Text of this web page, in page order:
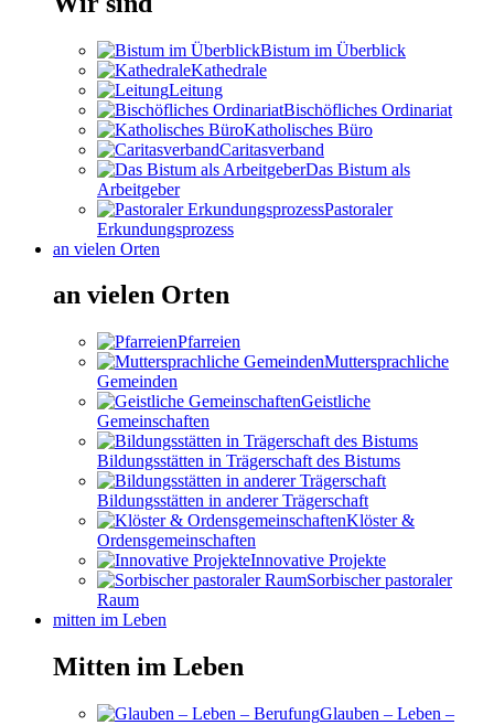
Bistum im Überblick
Kathedrale
Leitung
Bischöfliches Ordinariat
Katholisches Büro
Caritasverband
Das Bistum als
Arbeitgeber
Pastoraler
Erkundungsprozess
an vielen Orten
an vielen Orten
Pfarreien
Muttersprachliche
Gemeinden
Geistliche
Gemeinschaften
Bildungsstätten in Trägerschaft des Bistums
Bildungsstätten in anderer Trägerschaft
Klöster &
Ordensgemeinschaften
Innovative Projekte
Sorbischer pastoraler
Raum
mitten im Leben
Mitten im Leben
Glauben – Leben –